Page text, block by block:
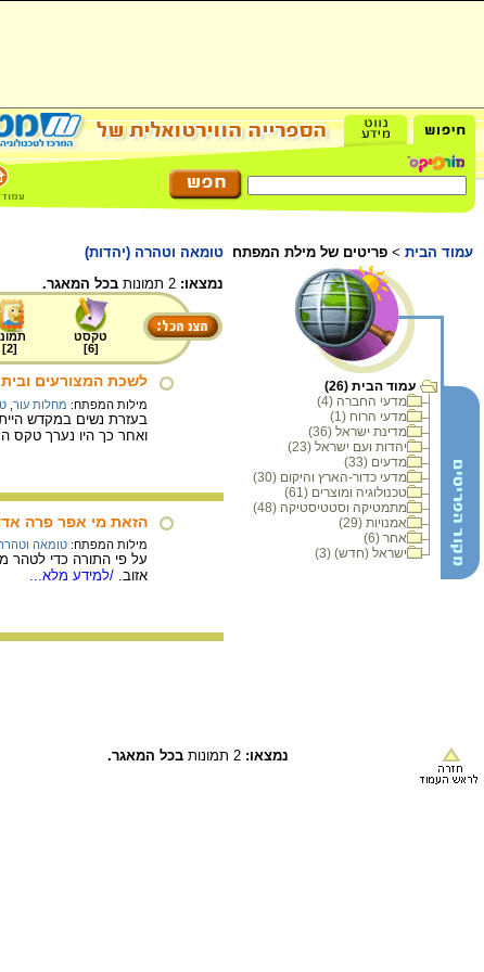
עמוד הבית > פריטים של מילת המפתח טומאה וטהרה (יהדות)
עמוד הבית (26)
מדעי החברה (4)
מדעי הרוח (1)
מדינת ישראל (36)
יהדות ועם ישראל (23)
מדעים (33)
מדעי כדור-הארץ והיקום (30)
טכנולוגיה ומוצרים (61)
מתמטיקה וסטטיסטיקה (48)
אמנויות (29)
אחר (6)
ישראל (חדש) (3)
נמצאו: בכל המאגר.
טקסט
[
6
]
[
2
]
לשכת המצורעים
מילות המפתח: מחלות עור
בעזרת נשים במקדש
ואחר כך היו נערך טקס
הזאת מי אפר פרה
מילות המפתח: טומאה
על פי התורה כדי לטהר
אזוב. /למידע מלא...
נמצאו: בכל המאגר.